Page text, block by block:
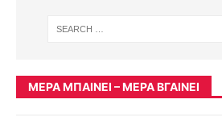
ΜΈΡΑ ΜΠΑΊΝΕΙ – ΜΈΡΑ ΒΓΑΊΝΕΙ